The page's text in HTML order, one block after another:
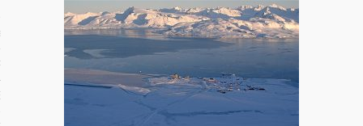
Polynésie
VIDÉOS